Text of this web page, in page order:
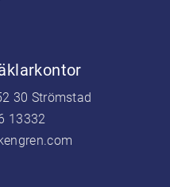
30 Strömstad
13332